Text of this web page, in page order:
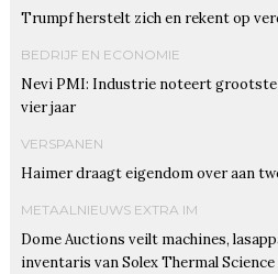
Trumpf herstelt zich en rekent op
BEDRIJF EN ECONOMIE
Nevi PMI: Industrie noteert
vier jaar
VERSPANEN
Haimer draagt eigendom over aan
METAALNIEUWS EXTRA IM
Dome Auctions veilt machines,
inventaris van Solex Thermal Science